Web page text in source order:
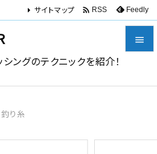
ングのテクニックを紹介！


サイトマップ  RSS Feedly
釣り糸